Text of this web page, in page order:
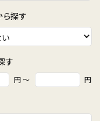
情報
ら探す
す
円 ～ 円